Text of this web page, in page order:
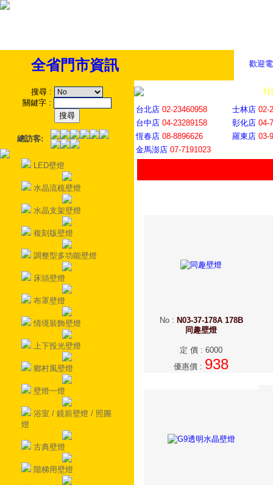
歡迎
全省門市資訊
搜尋 :
關鍵字 :
總訪客:
LED壁燈
水晶流梳壁燈
水晶支架壁燈
複刻版壁燈
調整型多功能壁燈
床頭壁燈
布罩壁燈
情境裝飾壁燈
上下投光壁燈
鄉村風壁燈
壁燈一燈
浴室 / 鏡前壁燈 / 照圖
燈
古典壁燈
階梯用壁燈
社
台北店 02-23460958 士林店 02-
台中店 04-23289158 彰化店 04-
恆春店 08-8896626 羅東店 03-
金馬澎店 07-7191023
No: N03-37-178A 178B
同趣壁燈
定 價 : 6000
優惠價 : 938